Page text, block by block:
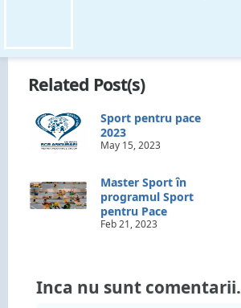
Related Post(s)
Sport pentru pace
2023
May 15, 2023
Master Sport în
programul Sport
pentru Pace
Feb 21, 2023
Inca nu sunt comentarii.